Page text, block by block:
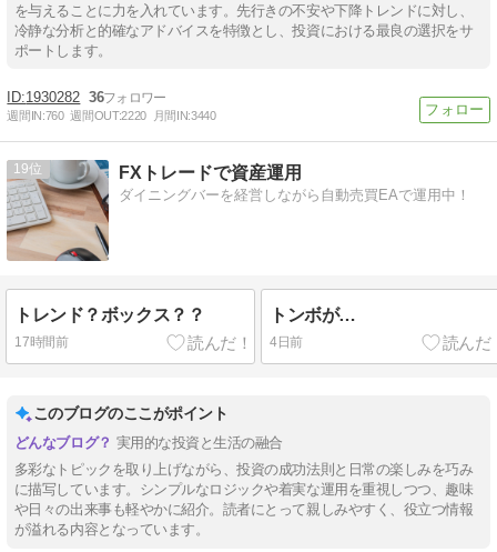
を与えることに力を入れています。先行きの不安や下降トレンドに対し、
冷静な分析と的確なアドバイスを特徴とし、投資における最良の選択をサ
ポートします。
1930282 36
週間IN:760 週間OUT:2220 月間IN:3440
19 FXトレードで資産運用
ダイニングバーを経営しながら自動売買EAで運用中！
トレンド？ボックス？？
17時間前
トンボが…
4日前
このブログのここがポイント
実用的な投資と生活の融合
多彩なトピックを取り上げながら、投資の成功法則と日常の楽しみを巧み
に描写しています。シンプルなロジックや着実な運用を重視しつつ、趣味
や日々の出来事も軽やかに紹介。読者にとって親しみやすく、役立つ情報
が溢れる内容となっています。